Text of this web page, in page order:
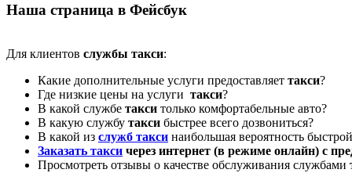
Наша страница в Фейсбук
Для клиентов службы такси:
Какие дополнительные услуги предоставляет такси?
Где низкие цены на услуги такси?
В какой службе такси только комфортабельные авто?
В какую службу такси быстрее всего дозвониться?
В какой из служб такси наибольшая вероятность
Заказать такси через интернет (в режиме онлайн) с
Просмотреть отзывы о качестве обслуживания службами